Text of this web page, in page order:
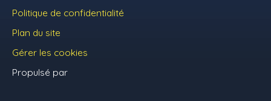
Politique de confidentialité
Plan du site
Gérer les cookies
Propulsé par